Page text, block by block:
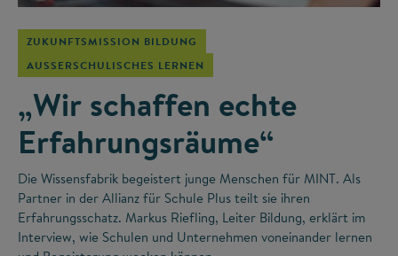
ZUKUNFTSMISSION BILDUNG
AUSSERSCHULISCHES LERNEN
„Wir schaffen echte
Erfahrungsräume“
Die Wissensfabrik begeistert junge Menschen für MINT. Als
Partner in der Allianz für Schule Plus teilt sie ihren
Erfahrungsschatz. Markus Riefling, Leiter Bildung, erklärt im
Interview, wie Schulen und Unternehmen voneinander lernen